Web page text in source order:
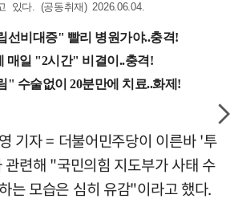
있다. (공동취재) 2026.06.04.
기자 = 더불어민주당이 이른바 '투
련해 "국민의힘 지도부가 사태 수
는 모습은 심히 유감"이라고 했다.